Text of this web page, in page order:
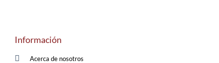
Información
Acerca de nosotros